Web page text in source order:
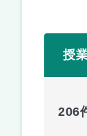
授
206